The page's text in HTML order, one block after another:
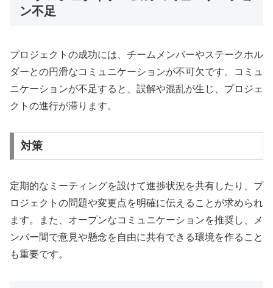
ン不足
プロジェクトの成功には、チームメンバーやステークホル
ダーとの円滑なコミュニケーションが不可欠です。コミュ
ニケーションが不足すると、誤解や混乱が生じ、プロジェ
クトの進行が滞ります。
対策
定期的なミーティングを設けて進捗状況を共有したり、プ
ロジェクトの問題や変更点を明確に伝えることが求められ
ます。また、オープンなコミュニケーションを推奨し、メ
ンバー間で意見や懸念を自由に共有できる環境を作ること
も重要です。